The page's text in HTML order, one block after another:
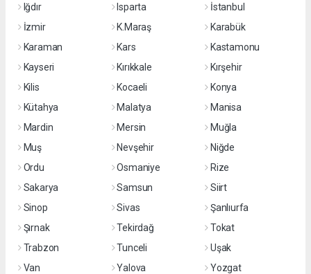
Iğdır
Isparta
İstanbul
İzmir
K.Maraş
Karabük
Karaman
Kars
Kastamonu
Kayseri
Kırıkkale
Kırşehir
Kilis
Kocaeli
Konya
Kütahya
Malatya
Manisa
Mardin
Mersin
Muğla
Muş
Nevşehir
Niğde
Ordu
Osmaniye
Rize
Sakarya
Samsun
Siirt
Sinop
Sivas
Şanlıurfa
Şırnak
Tekirdağ
Tokat
Trabzon
Tunceli
Uşak
Van
Yalova Yozgat